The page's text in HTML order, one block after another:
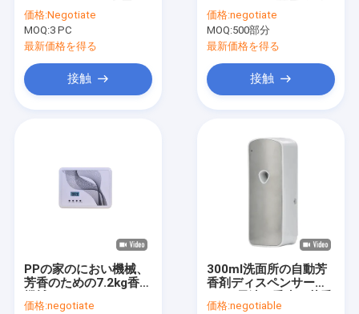
2000m3の適用範囲
価格:Negotiate
MOQ:3 PC
最新価格を得る
接触
ルの拡散器
価格:negotiate
MOQ:500部分
最新価格を得る
接触
PPの家のにおい機械、
芳香のための7.2kg香り
価格:negotiate
300ml洗面所の自動芳
香剤ディスペンサー
価格:negotiable